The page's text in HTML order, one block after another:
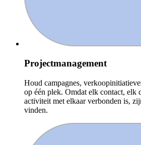
Projectmanagement
Houd campagnes,
op één plek. Omdat elk contact, elk
activiteit met elkaar verbonden is,
vinden.